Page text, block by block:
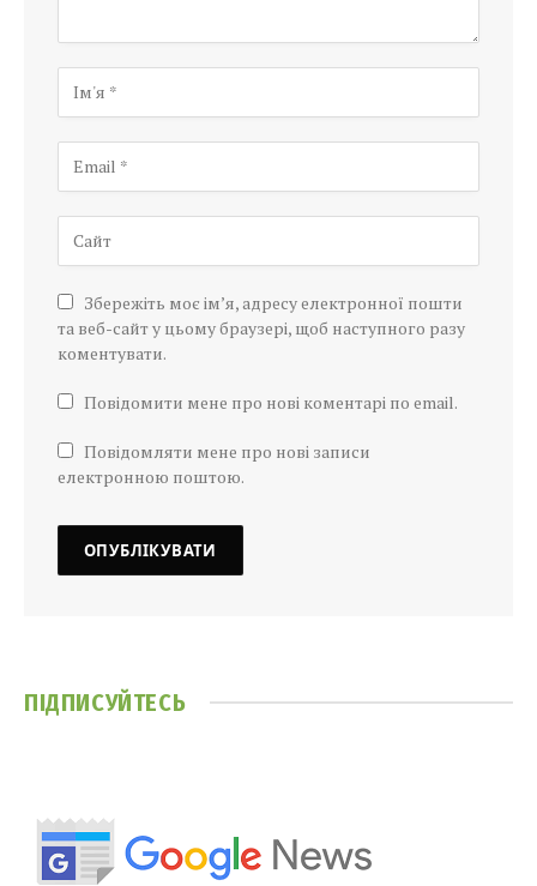
Збережіть моє ім’я, адресу електронної пошти
та веб-сайт у цьому браузері, щоб наступного разу
коментувати.
Повідомити мене про нові коментарі по email.
Повідомляти мене про нові записи
електронною поштою.
ПІДПИСУЙТЕСЬ